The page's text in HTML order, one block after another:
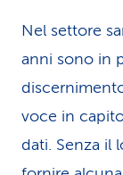
Nel settore
anni sono in
voce in
dati. Senza il